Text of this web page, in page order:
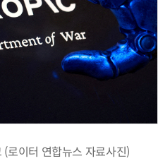
로이터 연합뉴스 자료사진)